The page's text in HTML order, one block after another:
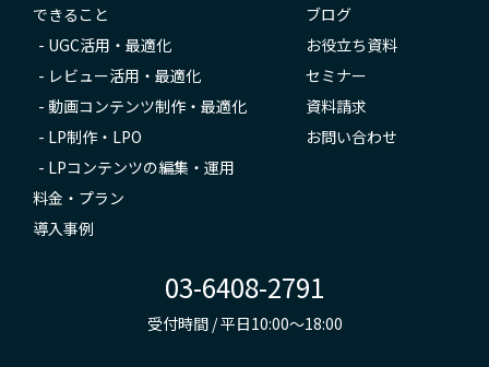
できること
- UGC活用・最適化
- レビュー活用・最適化
- 動画コンテンツ制作・最適化
- LP制作・LPO
- LPコンテンツの編集・運用
料金・プラン
導入事例
ブログ
お役立ち資料
セミナー
資料請求
お問い合わせ
03-6408-2791
受付時間 / 平日10:00～18:00